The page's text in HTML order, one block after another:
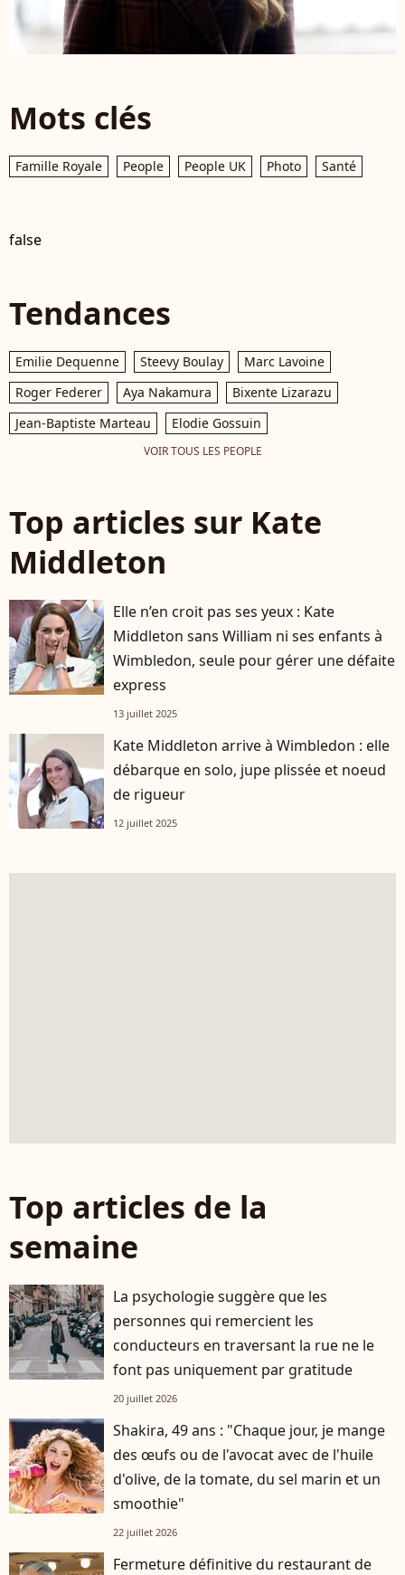
Mots clés
Famille Royale People People UK Photo Santé
false
Tendances
Emilie Dequenne Steevy Boulay
Marc Lavoine
Roger Federer
Aya Nakamura
Bixente Lizarazu
Jean-Baptiste Marteau
Elodie Gossuin
VOIR TOUS LES PEOPLE
Top articles sur Kate
Middleton
Elle n’en croit pas ses yeux : Kate
Middleton sans William ni ses enfants à
Wimbledon, seule pour gérer une défaite
express
13 juillet 2025
Kate Middleton arrive à Wimbledon : elle
débarque en solo, jupe plissée et noeud
de rigueur
12 juillet 2025
Top articles de la
semaine
La psychologie suggère que les
personnes qui remercient les
conducteurs en traversant la rue ne le
font pas uniquement par gratitude
20 juillet 2026
Shakira, 49 ans : "Chaque jour, je mange
des œufs ou de l'avocat avec de l'huile
d'olive, de la tomate, du sel marin et un
smoothie"
22 juillet 2026
Fermeture définitive du restaurant de